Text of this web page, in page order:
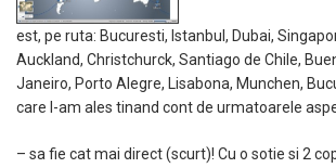
est, pe ruta: Bucuresti, Istanbul, Dubai,
Auckland, Christchurck, Santiago de Chile,
Janeiro, Porto Alegre, Lisabona, Munchen,
care l-am ales tinand cont de urmatoarele
– sa fie cat mai direct (scurt)! Cu o sotie si 2